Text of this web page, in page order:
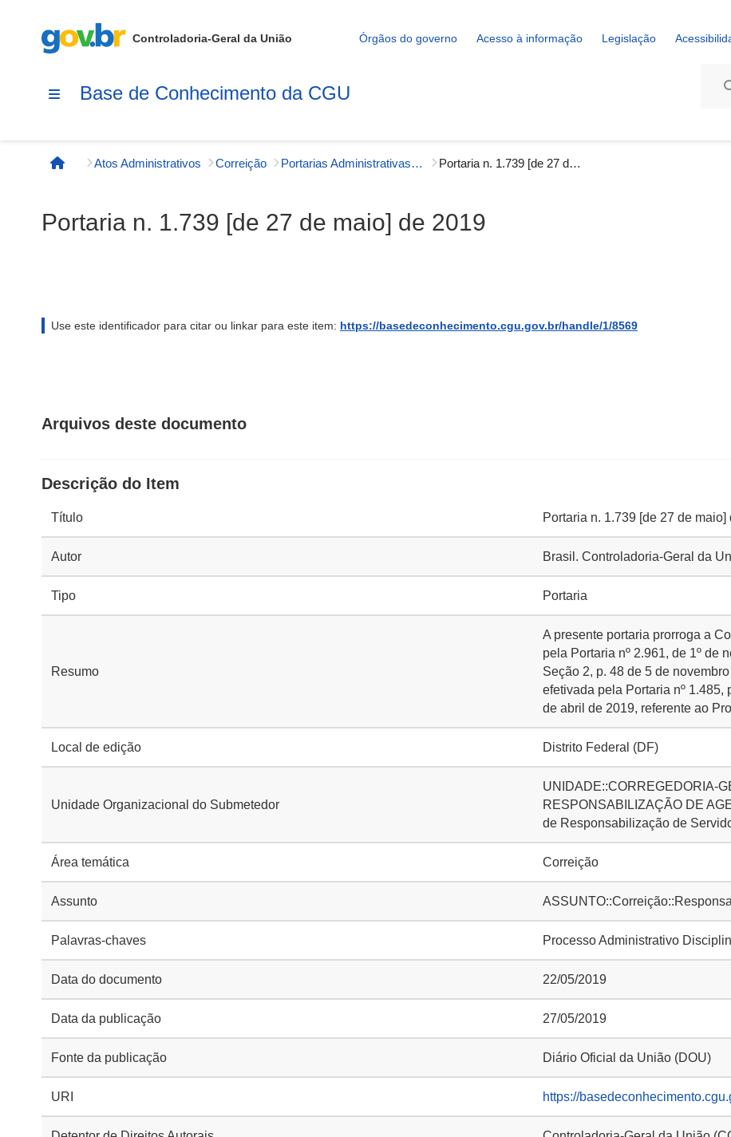
Controladoria-Geral da União Órgãos do governo Acesso à informação Legislação
Base de Conhecimento da CGU
Página inicial
Atos Administrativos Correição Portarias Administrativas - Correição Portaria n. 1.739 [de 27 de maio] de 2019
Portaria n. 1.739 [de 27 de maio] de 2019
Use este identificador para citar ou linkar para este item: https://basedeconhecimento.cgu.gov.br/handle/1/8569
Arquivos deste documento
Descrição do Item
Título Portaria n. 1.739 [de 27 de maio]
Autor Brasil. Controladoria-Geral da
Tipo Portaria
Resumo
A presente portaria prorroga a
pela Portaria nº 2.961, de 1º de
Seção 2, p. 48 de 5 de
efetivada pela Portaria nº
de abril de 2019, referente ao
Local de edição Distrito Federal (DF)
Unidade Organizacional do Submetedor
UNIDADE::CORREGEDORIA-
RESPONSABILIZAÇÃO DE
de Responsabilização de
Área temática Correição
Assunto
Palavras-chaves Processo Administrativo
Data do documento 22/05/2019
Data da publicação 27/05/2019
Fonte da publicação Diário Oficial da União (DOU)
URI https://